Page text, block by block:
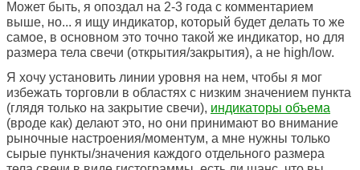
Может быть, я опоздал на 2-3 года с комментарием
выше, но... я ищу индикатор, который будет делать то же
самое, в основном это точно такой же индикатор, но для
размера тела свечи (открытия/закрытия), а не high/low.
Я хочу установить линии уровня на нем, чтобы я мог
избежать торговли в областях с низким значением пункта
(глядя только на закрытие свечи), индикаторы объема
(вроде как) делают это, но они принимают во внимание
рыночные настроения/моментум, а мне нужны только
сырые пункты/значения каждого отдельного размера